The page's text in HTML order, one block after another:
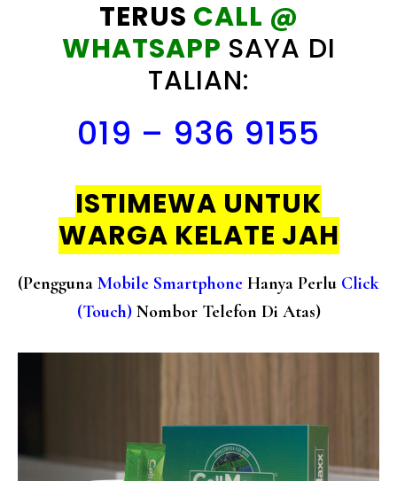
TERUS CALL @
WHATSAPP SAYA DI
TALIAN:
019 – 936 9155
ISTIMEWA UNTUK
WARGA KELATE JAH
(Pengguna Mobile Smartphone Hanya Perlu Click
(Touch)Nombor Telefon Di Atas)